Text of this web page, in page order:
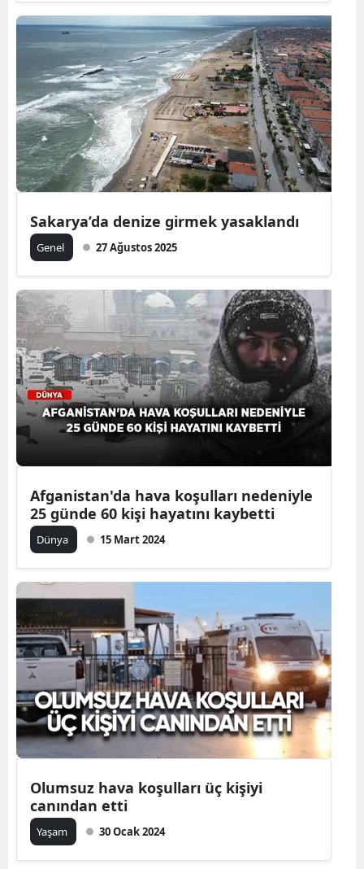
Yozgat
Zonguldak
Aksaray
Bayburt
Karaman
Kırıkkale
Batman
Bartın
Ardahan
Iğdır
Yalova
Karabük
Kilis
Osmaniye
Sakarya’da denize girmek yasaklandı
Genel 27 Ağustos 2025
Afganistan'da hava koşulları nedeniyle
25 günde 60 kişi hayatını kaybetti
Dünya 15 Mart 2024
Olumsuz hava koşulları üç kişiyi
canından etti
Yaşam 30 Ocak 2024